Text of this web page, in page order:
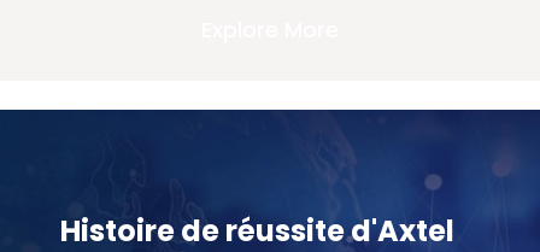
Histoire de réussite d'Axtel